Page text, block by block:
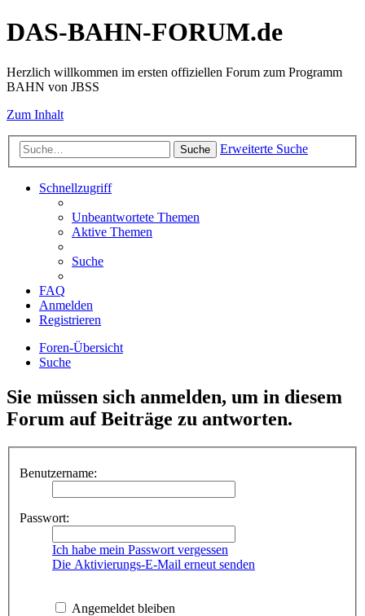
DAS-BAHN-FORUM.de
Herzlich willkommen im ersten offiziellen Forum zum Programm
BAHN von JBSS
Zum Inhalt
Suche Erweiterte Suche
Schnellzugriff
Unbeantwortete Themen
Aktive Themen
Suche
FAQ
Anmelden
Registrieren
Foren-Übersicht
Suche
Sie müssen sich anmelden, um in diesem
Forum auf Beiträge zu antworten.
Benutzername:
Passwort:
Ich habe mein Passwort vergessen
Die Aktivierungs-E-Mail erneut senden
Angemeldet bleiben